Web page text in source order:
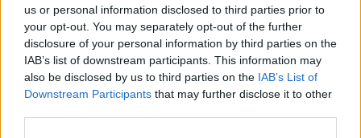
us or personal information disclosed to third parties prior to
your opt-out. You may separately opt-out of the further
disclosure of your personal information by third parties on the
IAB’s list of downstream participants. This information may
also be disclosed by us to third parties on the IAB’s List of
Downstream Participants that may further disclose it to other
Fotó: Szécsi István / Velvet #14
Jön még kép!